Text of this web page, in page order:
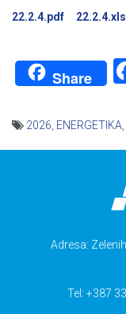
22.2.4.pdf
Share
2026 ENERGETIKA
Adresa:
Tel: +387